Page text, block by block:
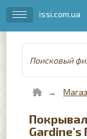
issi.com.ua
Поисковый